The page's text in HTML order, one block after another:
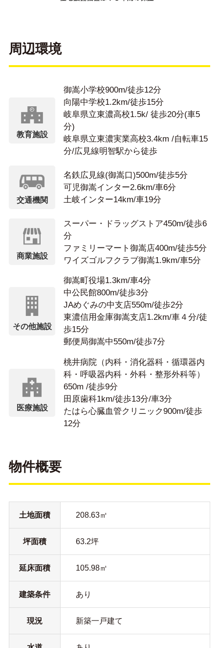
周辺環境
教育施設
御嵩小学校900m/徒歩12分
向陽中学校1.2km/徒歩15分
岐阜県立東濃高校1.5k/ 徒歩20分(車5
分)
岐阜県立東濃実業高校3.4km /自転車15
分/広見線明智駅から徒歩
交通機関
名鉄広見線(御嵩口)500m/徒歩5分
可児御嵩インター2.6km/車6分
土岐インター14km/車19分
商業施設
スーパー・ドラッグストア450m/徒歩6
分
ファミリーマート御嵩店400m/徒歩5分
ワイズゴルフクラブ御嵩1.9km/車5分
その他施設
御嵩町役場1.3km/車4分
中公民館800m/徒歩3分
JAめぐみの中支店550m/徒歩2分
東濃信用金庫御嵩支店1.2km/車４分/徒
歩15分
郵便局御嵩中550m/徒歩7分
医療施設
桃井病院（内科・消化器科・循環器内
科・呼吸器内科・外科・整形外科等）
650m /徒歩9分
田原歯科1km/徒歩13分/車3分
たはら心臓血管クリニック900m/徒歩
12分
物件概要
土地面積 208.63㎡
坪面積 63.2坪
延床面積 105.98㎡
建築条件 あり
現況 新築一戸建て